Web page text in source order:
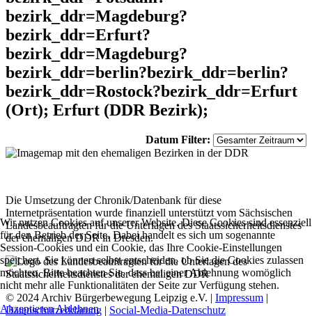
bezirk_ddr=Magdeburg?
bezirk_ddr=Erfurt?
bezirk_ddr=Magdeburg?
bezirk_ddr=berlin?bezirk_ddr=berlin?
bezirk_ddr=Rostock?bezirk_ddr=Erfurt
(Ort); Erfurt (DDR Bezirk);
Datum Filter:
Die Umsetzung der Chronik/Datenbank für diese
Internetpräsentation wurde finanziell unterstützt vom Sächsischen
Landesbeauftragten für die Unterlagen des Staatssicherheitsdienstes
der ehemaligen DDR in Dresden.
© 2024 Archiv Bürgerbewegung Leipzig e.V. | Impressum |
Datenschutzerklärung | Social-Media-Datenschutz
Wir nutzen Cookies auf unserer Website. Diese Cookies sind essenziell
für den Betrieb der Seite. Dabei handelt es sich um sogenannte
Session-Cookies und ein Cookie, das Ihre Cookie-Einstellungen
speichert. Sie können selbst entscheiden, ob Sie die Cookies zulassen
möchten. Bitte beachten Sie, dass bei einer Ablehnung womöglich
nicht mehr alle Funktionalitäten der Seite zur Verfügung stehen.
AkzeptierenAblehnen